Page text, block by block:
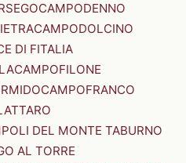
CAMPODENNO
CAMPODOLCINO
DI FITALIA
CAMPOFILONE
CAMPOFRANCO
DEL MONTE TABURNO
AL TORRE